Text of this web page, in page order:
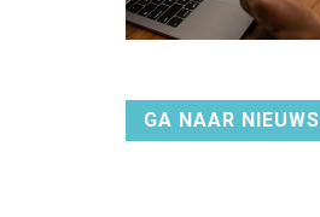
GA NAAR NIEUWS